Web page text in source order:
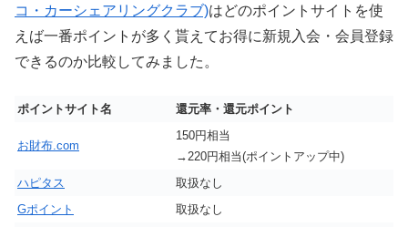
コ・カーシェアリングクラブ)はどのポイントサイトを使
えば一番ポイントが多く貰えてお得に新規入会・会員登録
できるのか比較してみました。
ポイントサイト名 還元率・還元ポイント
お財布.com
150円相当
→220円相当(ポイントアップ中)
ハピタス
取扱なし
Gポイント
取扱なし